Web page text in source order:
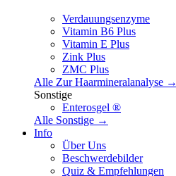
Verdauungsenzyme
Vitamin B6 Plus
Vitamin E Plus
Zink Plus
ZMC Plus
Alle Zur Haarmineralanalyse →
Sonstige
Enterosgel ®
Alle Sonstige →
Info
Über Uns
Beschwerdebilder
Quiz & Empfehlungen